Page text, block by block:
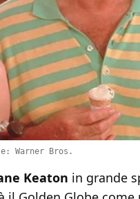
Warner Bros.
Keaton in grande